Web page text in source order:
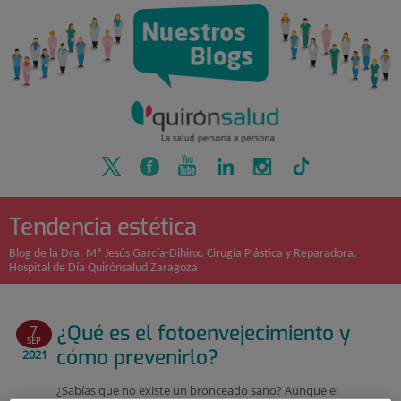
Tendencia estética
Blog de la Dra. Mª Jesús García-Dihinx. Cirugía Plástica y Reparadora.
Hospital de Día Quirónsalud Zaragoza
7
SEP
2021
¿Qué es el fotoenvejecimiento y
cómo prevenirlo?
¿Sabías que no existe un bronceado sano? Aunque el